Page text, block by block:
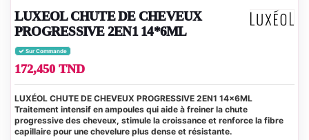
LUXEOL CHUTE DE CHEVEUX
PROGRESSIVE 2EN1 14*6ML
Sur Commande
172,450 TND
LUXÉOL CHUTE DE CHEVEUX PROGRESSIVE 2EN1 14×6ML
Traitement intensif en ampoules qui aide à freiner la chute
progressive des cheveux, stimule la croissance et renforce la fibre
capillaire pour une chevelure plus dense et résistante.